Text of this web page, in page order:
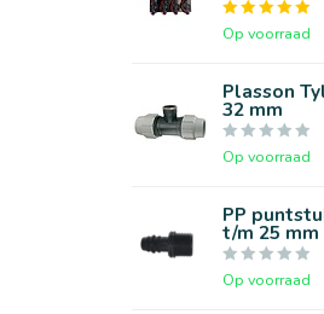
Op voorraad
Plasson
32 mm
Op voorraad
PP
t/m 25 mm
Op voorraad